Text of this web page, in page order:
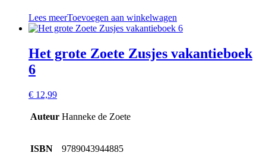
Lees meerToevoegen aan winkelwagen
Het grote Zoete Zusjes vakantieboek
6
€ 12,99
Auteur Hanneke de Zoete
ISBN 9789043944885